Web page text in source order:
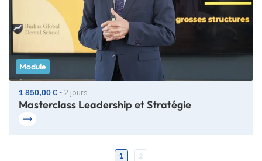
Module
1 850,00 € - 2 jours
Masterclass Leadership et Stratégie
1 2